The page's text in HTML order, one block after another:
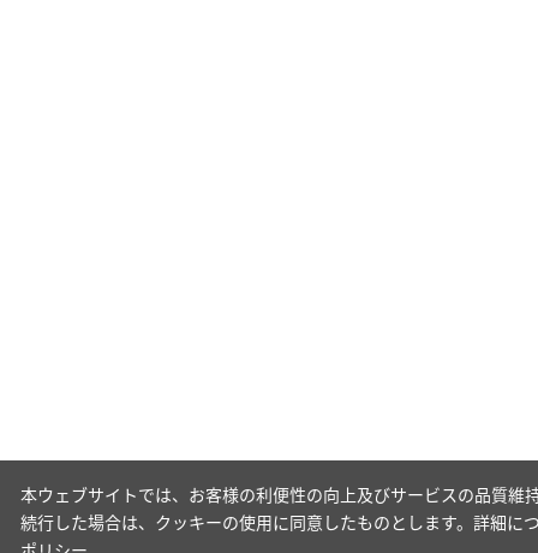
本ウェブサイトでは、お客様の利便性の向上及びサービスの品質
続行した場合は、クッキーの使用に同意したものとします。詳細